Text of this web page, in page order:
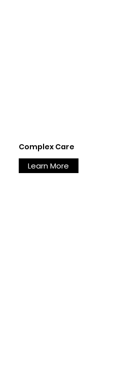
Complex Care
Learn More